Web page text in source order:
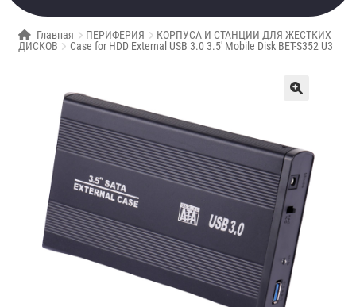
Главная ПЕРИФЕРИЯ
КОРПУСА И СТАНЦИИ ДЛЯ ЖЕСТКИХ
ДИСКОВ
Case for HDD External USB 3.0 3.5′ Mobile Disk BET-S352 U3